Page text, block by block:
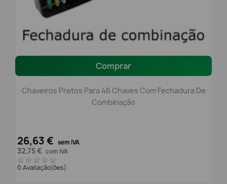
Comprar
Chaveiros Pretos Para 46 Chaves Com Fechadura De
Combinação
26,63 € sem IVA
32,75 € com IVA
0 Avaliação(ões)